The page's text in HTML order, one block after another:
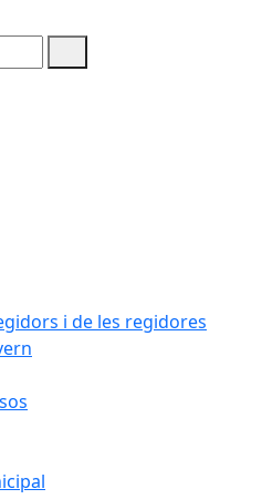
i de les regidores